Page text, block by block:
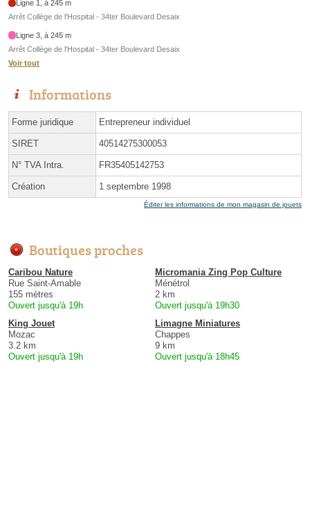
Ligne 1, à 245 m
Arrêt Collège de l'Hospital - 34ter Boulevard Desaix
Ligne 3, à 245 m
Arrêt Collège de l'Hospital - 34ter Boulevard Desaix
Voir tout
Informations
Forme juridique Entrepreneur individuel
SIRET 40514275300053
N° TVA Intra. FR35405142753
Création 1 septembre 1998
Éditer les informations de mon magasin de jouets
Boutiques proches
Caribou Nature
Rue Saint-Amable
155 mètres
Ouvert jusqu'à 19h
Micromania Zing Pop Culture
Ménétrol
2 km
Ouvert jusqu'à 19h30
King Jouet
Mozac
3.2 km
Ouvert jusqu'à 19h
Limagne Miniatures
Chappes
9 km
Ouvert jusqu'à 18h45